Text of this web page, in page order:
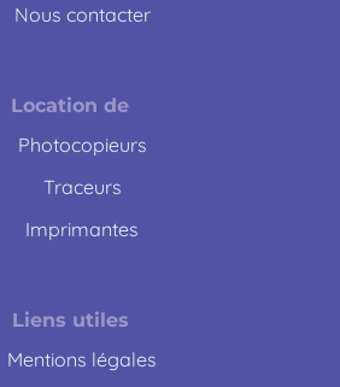
Nous contacter
Location de
Photocopieurs
Traceurs
Imprimantes
Liens utiles
Mentions légales